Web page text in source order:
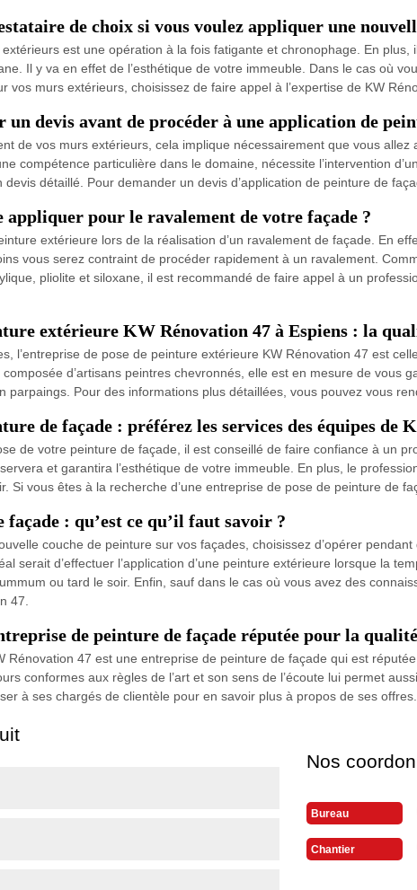
de choix si vous voulez appliquer une
est une opération à la fois fatigante et chronophage. En
Il y va en effet de l’esthétique de votre immeuble. Dans le cas où
vos murs extérieurs, choisissez de faire appel à l’expertise de KW
devis avant de procéder à une application de
de vos murs extérieurs, cela implique nécessairement que vous
compétence particulière dans le domaine, nécessite l’intervention
détaillé. Pour demander un devis d’application de peinture de
pour le ravalement de votre façade ?
extérieure lors de la réalisation d’un ravalement de façade. En
vous serez contraint de procéder rapidement à un ravalement.
pliolite et siloxane, il est recommandé de faire appel à un
extérieure KW Rénovation 47 à Espiens : la
l’entreprise de pose de peinture extérieure KW Rénovation 47 est
d’artisans peintres chevronnés, elle est en mesure de vous
parpaings. Pour des informations plus détaillées, vous pouvez vous
de façade : préférez les services des équipes de
de votre peinture de façade, il est conseillé de faire confiance à un
et garantira l’esthétique de votre immeuble. En plus, le
Si vous êtes à la recherche d’une entreprise de pose de peinture de
: qu’est ce qu’il faut savoir ?
couche de peinture sur vos façades, choisissez d’opérer
serait d’effectuer l’application d’une peinture extérieure lorsque la
ou tard le soir. Enfin, sauf dans le cas où vous avez des
47.
de peinture de façade réputée pour la
Rénovation 47 est une entreprise de peinture de façade qui est
conformes aux règles de l’art et son sens de l’écoute lui permet
à ses chargés de clientèle pour en savoir plus à propos de ses
Nos
Bureau
Chantier